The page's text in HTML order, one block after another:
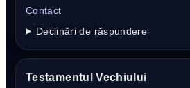
Contact
Declinări de răspundere
Testamentul Vechiului